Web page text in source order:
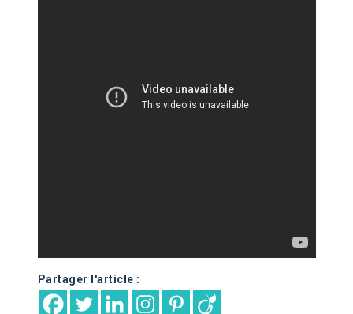
Partager l'article :